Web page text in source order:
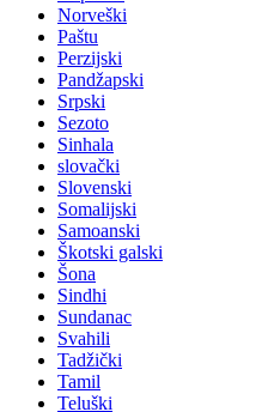
Norveški
Paštu
Perzijski
Pandžapski
Srpski
Sezoto
Sinhala
slovački
Slovenski
Somalijski
Samoanski
Škotski galski
Šona
Sindhi
Sundanac
Svahili
Tadžički
Tamil
Teluški